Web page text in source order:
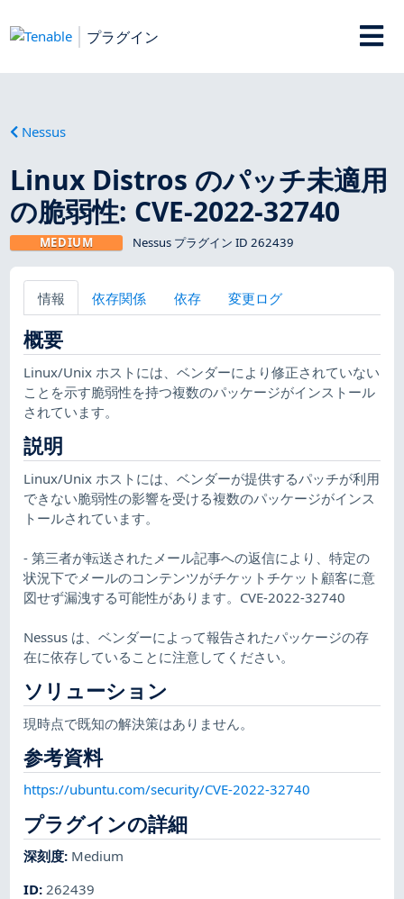
プラグイン
Nessus
Linux Distros のパッチ未適用
の脆弱性: CVE-2022-32740
MEDIUM Nessus プラグイン ID 262439
情報 依存関係 依存 変更ログ
概要
Linux/Unix ホストには、ベンダーにより修正されていない
ことを示す脆弱性を持つ複数のパッケージがインストール
されています。
説明
Linux/Unix ホストには、ベンダーが提供するパッチが利用
できない脆弱性の影響を受ける複数のパッケージがインス
トールされています。
- 第三者が転送されたメール記事への返信により、特定の
状況下でメールのコンテンツがチケットチケット顧客に意
図せず漏洩する可能性があります。CVE-2022-32740
Nessus は、ベンダーによって報告されたパッケージの存
在に依存していることに注意してください。
ソリューション
現時点で既知の解決策はありません。
参考資料
https://ubuntu.com/security/CVE-2022-32740
プラグインの詳細
深刻度: Medium
ID: 262439